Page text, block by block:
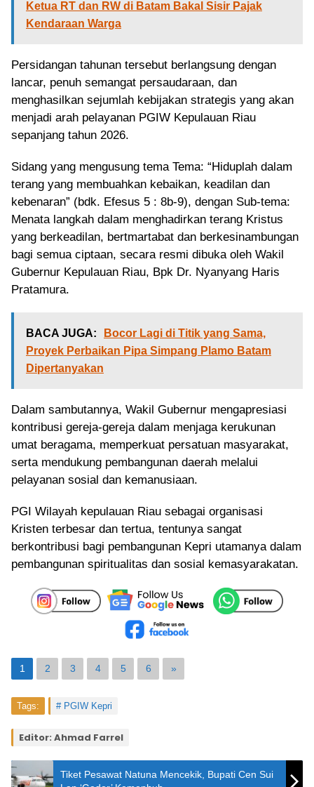
Ketua RT dan RW di Batam Bakal Sisir Pajak
Kendaraan Warga
Persidangan tahunan tersebut berlangsung dengan
lancar, penuh semangat persaudaraan, dan
menghasilkan sejumlah kebijakan strategis yang akan
menjadi arah pelayanan PGIW Kepulauan Riau
sepanjang tahun 2026.
Sidang yang mengusung tema Tema: “Hiduplah dalam
terang yang membuahkan kebaikan, keadilan dan
kebenaran” (bdk. Efesus 5 : 8b-9), dengan Sub-tema:
Menata langkah dalam menghadirkan terang Kristus
yang berkeadilan, bertmartabat dan berkesinambungan
bagi semua ciptaan, secara resmi dibuka oleh Wakil
Gubernur Kepulauan Riau, Bpk Dr. Nyanyang Haris
Pratamura.
BACA JUGA:
Bocor Lagi di Titik yang Sama,
Proyek Perbaikan Pipa Simpang Plamo Batam
Dipertanyakan
Dalam sambutannya, Wakil Gubernur mengapresiasi
kontribusi gereja-gereja dalam menjaga kerukunan
umat beragama, memperkuat persatuan masyarakat,
serta mendukung pembangunan daerah melalui
pelayanan sosial dan kemanusiaan.
PGI Wilayah kepulauan Riau sebagai organisasi
Kristen terbesar dan tertua, tentunya sangat
berkontribusi bagi pembangunan Kepri utamanya dalam
pembangunan spiritualitas dan sosial kemasyarakatan.
1 2 3 4 5 6 »
Tags: PGIW Kepri
Editor: Ahmad Farrel
Tiket Pesawat Natuna Mencekik, Bupati Cen Sui